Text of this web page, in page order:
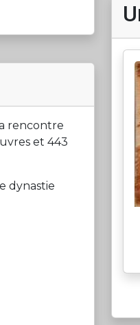
rencontre
et 443
dynastie